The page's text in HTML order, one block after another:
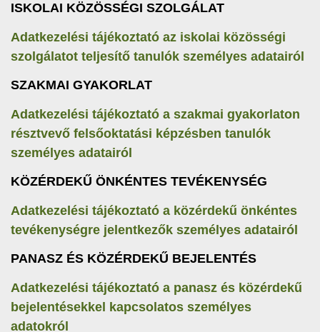
ISKOLAI KÖZÖSSÉGI SZOLGÁLAT
Adatkezelési tájékoztató az iskolai közösségi
szolgálatot teljesítő tanulók személyes adatairól
SZAKMAI GYAKORLAT
Adatkezelési tájékoztató a szakmai gyakorlaton
résztvevő felsőoktatási képzésben tanulók
személyes adatairól
KÖZÉRDEKŰ ÖNKÉNTES TEVÉKENYSÉG
Adatkezelési tájékoztató a közérdekű önkéntes
tevékenységre jelentkezők személyes adatairól
PANASZ ÉS KÖZÉRDEKŰ BEJELENTÉS
Adatkezelési tájékoztató a panasz és közérdekű
bejelentésekkel kapcsolatos személyes
adatokról